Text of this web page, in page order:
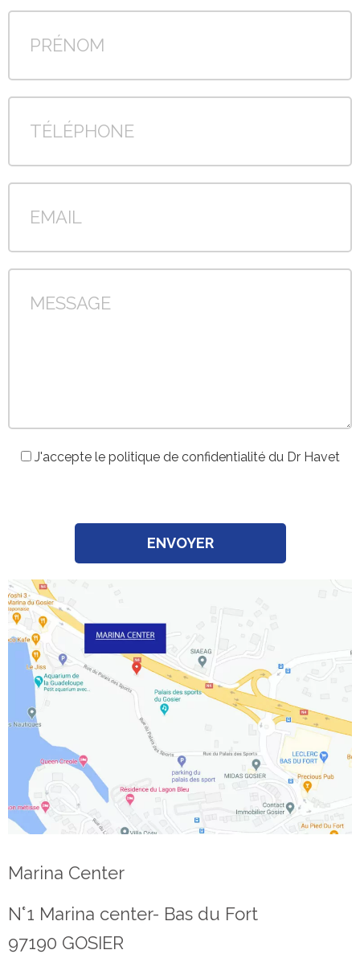
J'accepte le politique de confidentialité du Dr Havet
Marina Center
N°1 Marina center- Bas du Fort
97190 GOSIER